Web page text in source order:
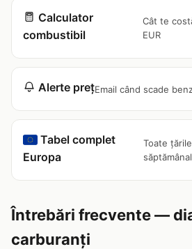
Calculator
combustibil
Cât te
EUR
Alerte prețEmail când scade
Tabel complet
Europa
Toate
săptămânal
Întrebări frecvente —
carburanți